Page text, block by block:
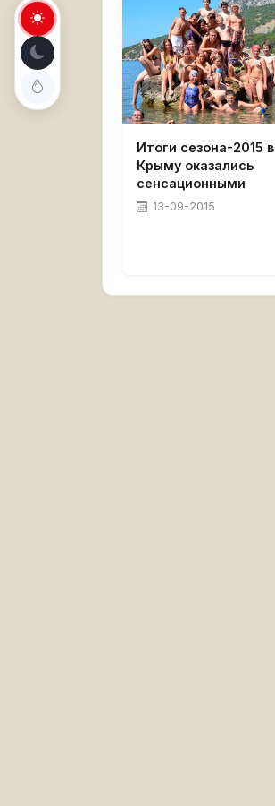
Итоги сезона-2015 в
Крыму оказались
сенсационными
13-09-2015